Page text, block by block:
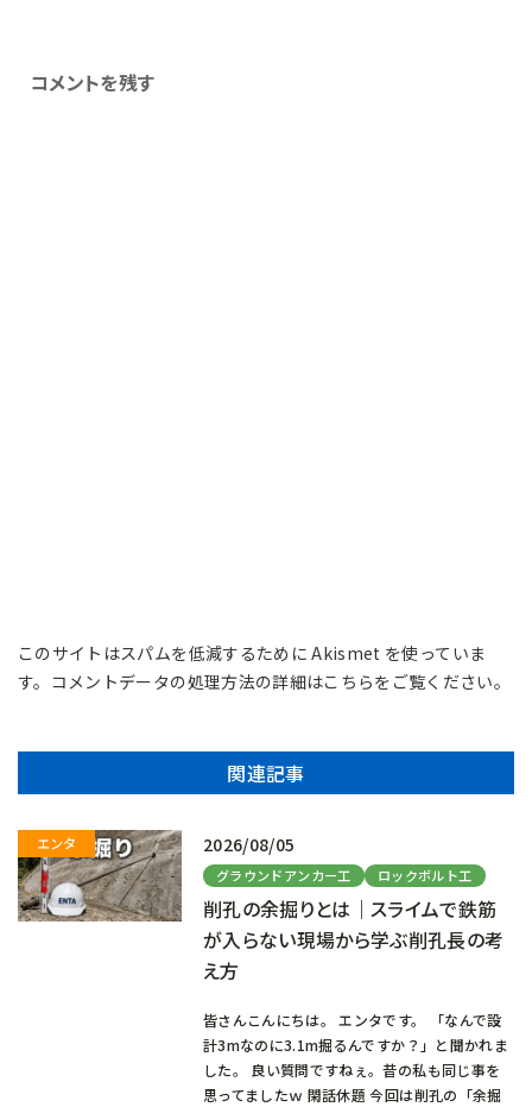
コメントを残す
このサイトはスパムを低減するために Akismet を使っていま
す。 コメントデータの処理方法の詳細はこちらをご覧ください。
関連記事
2026/08/05
グラウンドアンカー工 ロックボルト工
削孔の余掘りとは｜スライムで鉄筋
が入らない現場から学ぶ削孔長の考
え方
皆さんこんにちは。 エンタです。 「なんで設
計3mなのに3.1m掘るんですか？」と聞かれま
した。 良い質問ですねぇ。昔の私も同じ事を
思ってましたｗ 閑話休題 今回は削孔の「余掘